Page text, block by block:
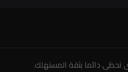
تحظى دائما بثقة المستهلك.